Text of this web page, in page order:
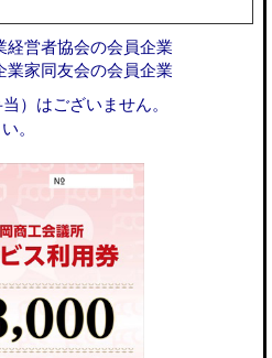
経営者協会の会員企業
業家同友会の会員企業
）はございません。
。